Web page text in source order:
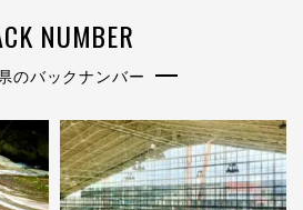
NUMBER
のバックナンバー